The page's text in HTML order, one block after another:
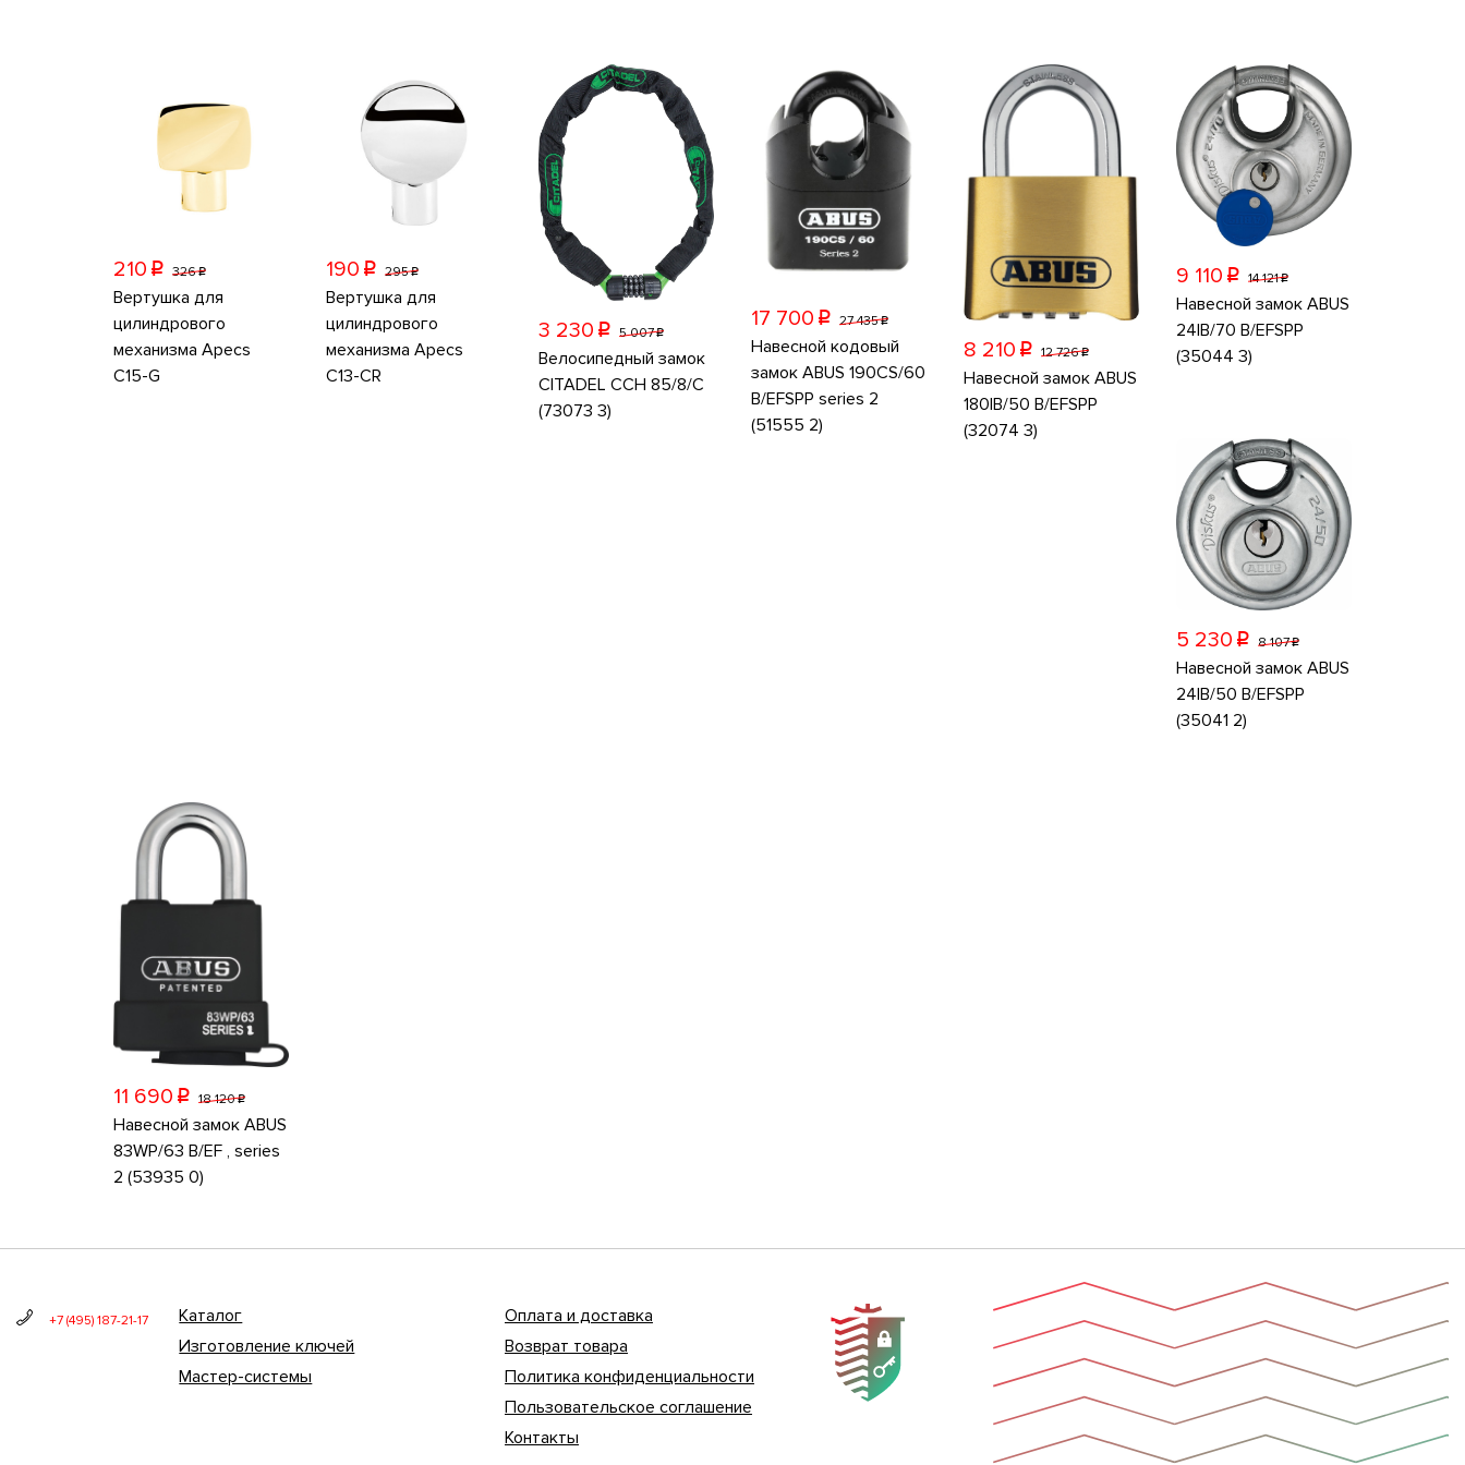
210 p 326p
Вертушка для
цилиндрового
механизма Apecs
C15-G
190 p 295p
Вертушка для
цилиндрового
механизма Apecs
C13-CR
3 230 p 5 007p
Велосипедный замок
CITADEL CCH 85/8/C
(73073 3)
17 700 p 27 435p
Навесной кодовый
замок ABUS 190CS/60
B/EFSPP series 2
(51555 2)
8 210 p 12 726p
Навесной замок ABUS
180IB/50 B/EFSPP
(32074 3)
9 110 p 14 121p
Навесной замок ABUS
24IB/70 B/EFSPP
(35044 3)
5 230 p 8 107p
Навесной замок ABUS
24IB/50 B/EFSPP
(35041 2)
11 690 p 18 120p
Навесной замок ABUS
83WP/63 B/EF , series
2 (53935 0)
+7 (495) 187-21-17
Каталог
Изготовление ключей
Мастер-системы
Оплата и доставка
Возврат товара
Политика конфиденциальности
Пользовательское соглашение
Контакты